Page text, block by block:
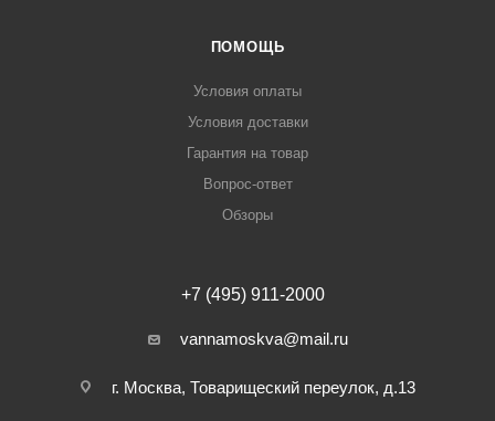
ПОМОЩЬ
Условия оплаты
Условия доставки
Гарантия на товар
Вопрос-ответ
Обзоры
+7 (495) 911-2000
vannamoskva@mail.ru
г. Москва, Товарищеский переулок, д.13